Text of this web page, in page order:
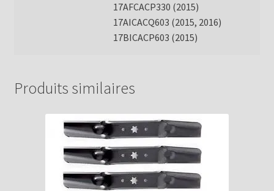
17AFCACP330 (2015)
17AICACQ603 (2015, 2016)
17BICACP603 (2015)
Produits similaires